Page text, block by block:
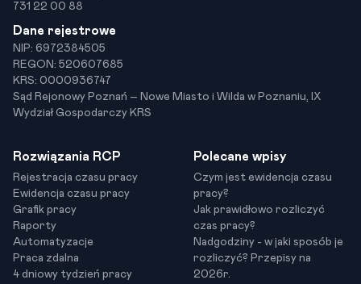
731 22 00 88
Dane rejestrowe
NIP: 6972384505
REGON: 520607685
KRS: 0000936747
Sąd Rejonowy Poznań – Nowe Miasto i Wilda w Poznaniu, IX
Wydział Gospodarczy KRS
Rozwiązania RCP
Rejestracja czasu pracy
Ewidencja czasu pracy
Grafik pracy
Raporty
Automatyzacje
Praca zdalna
4 dniowy tydzień pracy
Polecane wpisy
Czym jest ewidencja czasu
pracy?
Jak prawidłowo rozliczyć
czas pracy?
Nadgodziny - w jaki sposób je
rozliczyć? Przepisy na
2026r.